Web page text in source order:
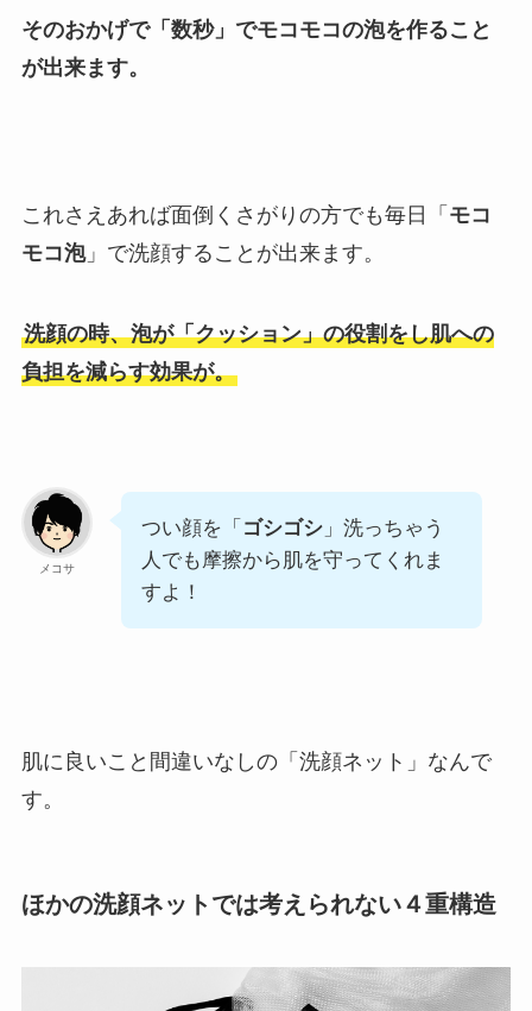
そのおかげで「数秒」でモコモコの泡を作ること
が出来ます。
これさえあれば面倒くさがりの方でも毎日「 モコ
モコ泡」で洗顔することが出来ます。
洗顔の時、泡が「クッション」の役割をし肌への
負担を減らす効果が。
メコサ
つい顔を「 ゴシゴシ」洗っちゃう
人でも摩擦から肌を守ってくれま
すよ！
肌に良いこと間違いなしの「洗顔ネット」なんで
す。
ほかの洗顔ネットでは考えられない４重構造